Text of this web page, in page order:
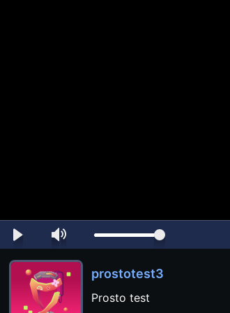
prostotest3
Prosto test